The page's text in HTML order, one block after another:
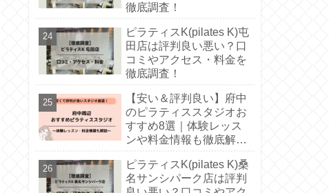
徹底調査！
ピラティスK(pilates K)屯
田店は評判良い悪い？口
コミやアクセス・料金を
徹底調査！
【安い＆評判良い】府中
のピラティススタジオお
すすめ8選｜体験レッス
ンや料金情報も徹底解
ピラティスK(pilates K)桑
名サンシパーク店は評判